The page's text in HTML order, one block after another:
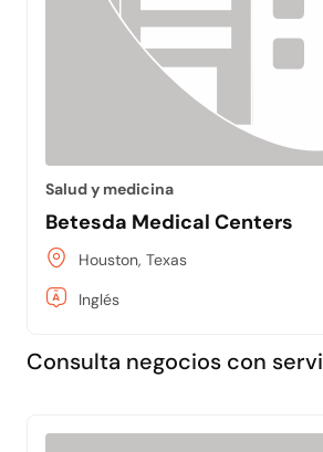
Salud y medicina
Betesda Medical Centers
Houston, Texas
Inglés
Consulta negocios con